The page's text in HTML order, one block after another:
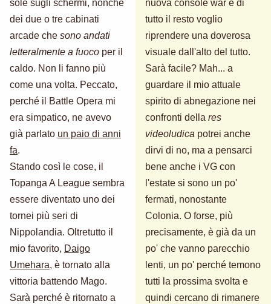
sole sugli schermi, nonché
dei due o tre cabinati
arcade che sono andati
letteralmente a fuoco per il
caldo. Non li fanno più
come una volta. Peccato,
perché il Battle Opera mi
era simpatico, ne avevo
già parlato un paio di anni
fa.
Stando così le cose, il
Topanga A League sembra
essere diventato uno dei
tornei più seri di
Nippolandia. Oltretutto il
mio favorito, Daigo
Umehara, è tornato alla
vittoria battendo Mago.
Sarà perché è ritornato a
nuova console war e di
tutto il resto voglio
riprendere una doverosa
visuale dall'alto del tutto.
Sarà facile? Mah... a
guardare il mio attuale
spirito di abnegazione nei
confronti della res
videoludica potrei anche
dirvi di no, ma a pensarci
bene anche i VG con
l'estate si sono un po'
fermati, nonostante
Colonia. O forse, più
precisamente, è già da un
po' che vanno parecchio
lenti, un po' perché temono
tutti la prossima svolta e
quindi cercano di rimanere